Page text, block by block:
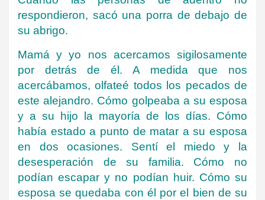
respondieron, sacó una porra de debajo de
su abrigo.
Mamá y yo nos acercamos sigilosamente
por detrás de él. A medida que nos
acercábamos, olfateé todos los pecados de
este alejandro. Cómo golpeaba a su esposa
y a su hijo la mayoría de los días. Cómo
había estado a punto de matar a su esposa
en dos ocasiones. Sentí el miedo y la
desesperación de su familia. Cómo no
podían escapar y no podían huir. Cómo su
esposa se quedaba con él por el bien de su